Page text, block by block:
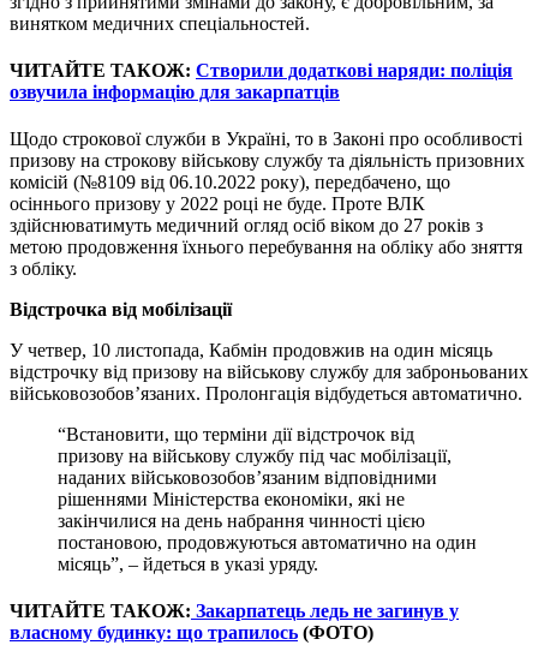
винятком медичних спеціальностей.
ЧИТАЙТЕ ТАКОЖ: Створили додаткові наряди: поліція
озвучила інформацію для закарпатців
Щодо строкової служби в Україні, то в Законі про особливості
призову на строкову військову службу та діяльність призовних
комісій (№8109 від 06.10.2022 року), передбачено, що
осіннього призову у 2022 році не буде. Проте ВЛК
здійснюватимуть медичний огляд осіб віком до 27 років з
метою продовження їхнього перебування на обліку або зняття
з обліку.
Відстрочка від мобілізації
У четвер, 10 листопада, Кабмін продовжив на один місяць
відстрочку від призову на військову службу для заброньованих
військовозобов’язаних. Пролонгація відбудеться автоматично.
“Встановити, що терміни дії відстрочок від
призову на військову службу під час мобілізації,
наданих військовозобов’язаним відповідними
рішеннями Міністерства економіки, які не
закінчилися на день набрання чинності цією
постановою, продовжуються автоматично на один
місяць”, – йдеться в указі уряду.
ЧИТАЙТЕ ТАКОЖ: Закарпатець ледь не загинув у
власному будинку: що трапилось (ФОТО)